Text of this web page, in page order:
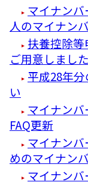
マイナン
人のマイナン
扶養控除
ご用意しました
平成28年
い
マイナン
FAQ更新
マイナン
めのマイナン
マイナン